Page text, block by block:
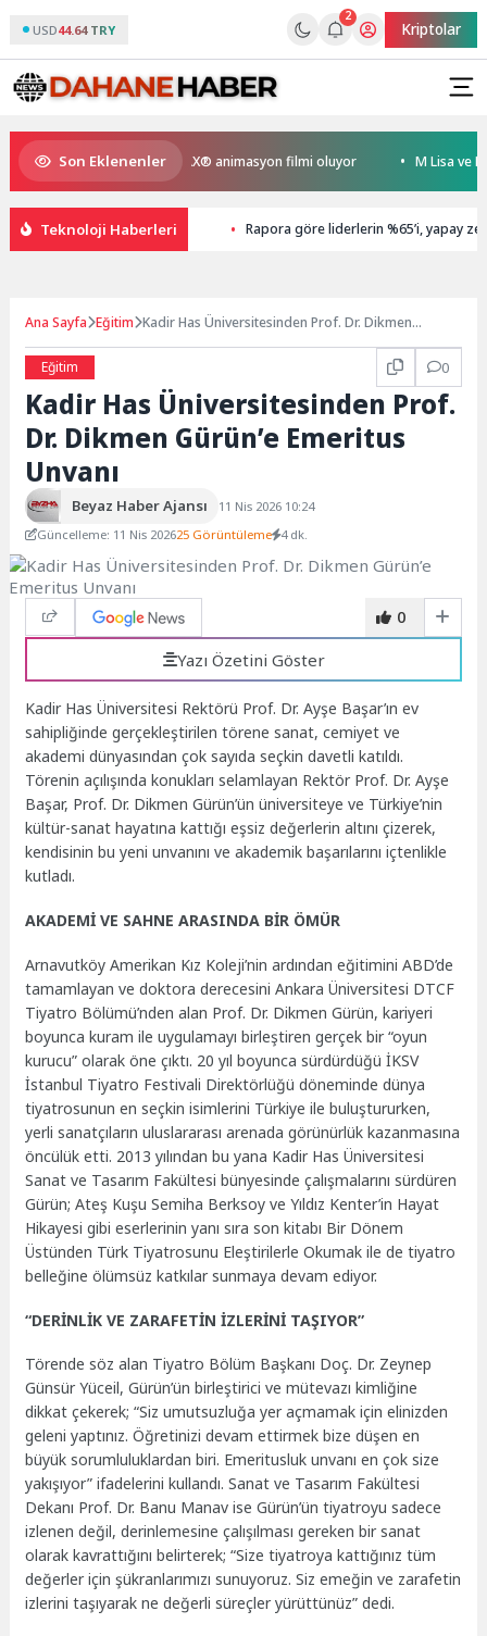
USD44.64 TRY
2
Kriptolar
Son Eklenenler
Kral Türkiye’nin ilk IMAX® animasyon filmi oluyor M Lisa ve
Teknoloji Haberleri Rapora göre liderlerin %65’i, yapay
Ana Sayfa Eğitim Kadir Has Üniversitesinden Prof. Dr. Dikmen
Eğitim
0
Kadir Has Üniversitesinden Prof.
Dr. Dikmen Gürün’e Emeritus
Unvanı
Beyaz Haber Ajansı
11 Nis 2026 10:24
Güncelleme: 11 Nis 202625 Görüntüleme 4 dk.
0
Yazı Özetini Göster
Kadir Has Üniversitesi Rektörü Prof. Dr. Ayşe Başar’ın ev
sahipliğinde gerçekleştirilen törene sanat, cemiyet ve
akademi dünyasından çok sayıda seçkin davetli katıldı.
Törenin açılışında konukları selamlayan Rektör Prof. Dr. Ayşe
Başar, Prof. Dr. Dikmen Gürün’ün üniversiteye ve Türkiye’nin
kültür-sanat hayatına kattığı eşsiz değerlerin altını çizerek,
kendisinin bu yeni unvanını ve akademik başarılarını içtenlikle
kutladı.
AKADEMİ VE SAHNE ARASINDA BİR ÖMÜR
Arnavutköy Amerikan Kız Koleji’nin ardından eğitimini ABD’de
tamamlayan ve doktora derecesini Ankara Üniversitesi DTCF
Tiyatro Bölümü’nden alan Prof. Dr. Dikmen Gürün, kariyeri
boyunca kuram ile uygulamayı birleştiren gerçek bir “oyun
kurucu” olarak öne çıktı. 20 yıl boyunca sürdürdüğü İKSV
İstanbul Tiyatro Festivali Direktörlüğü döneminde dünya
tiyatrosunun en seçkin isimlerini Türkiye ile buluştururken,
yerli sanatçıların uluslararası arenada görünürlük kazanmasına
öncülük etti. 2013 yılından bu yana Kadir Has Üniversitesi
Sanat ve Tasarım Fakültesi bünyesinde çalışmalarını sürdüren
Gürün; Ateş Kuşu Semiha Berksoy ve Yıldız Kenter’in Hayat
Hikayesi gibi eserlerinin yanı sıra son kitabı Bir Dönem
Üstünden Türk Tiyatrosunu Eleştirilerle Okumak ile de tiyatro
belleğine ölümsüz katkılar sunmaya devam ediyor.
“DERİNLİK VE ZARAFETİN İZLERİNİ TAŞIYOR”
Törende söz alan Tiyatro Bölüm Başkanı Doç. Dr. Zeynep
Günsür Yüceil, Gürün’ün birleştirici ve mütevazı kimliğine
dikkat çekerek; “Siz umutsuzluğa yer açmamak için elinizden
geleni yaptınız. Öğretinizi devam ettirmek bize düşen en
büyük sorumluluklardan biri. Emeritusluk unvanı en çok size
yakışıyor” ifadelerini kullandı. Sanat ve Tasarım Fakültesi
Dekanı Prof. Dr. Banu Manav ise Gürün’ün tiyatroyu sadece
izlenen değil, derinlemesine çalışılması gereken bir sanat
olarak kavrattığını belirterek; “Size tiyatroya kattığınız tüm
değerler için şükranlarımızı sunuyoruz. Siz emeğin ve zarafetin
izlerini taşıyarak ne değerli süreçler yürüttünüz” dedi.